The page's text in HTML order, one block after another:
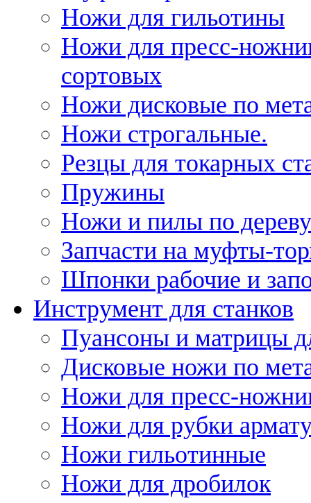
Ножи для гильотины
Ножи для пресс-
сортовых
Ножи дисковые по
Ножи строгальные.
Резцы для токарных
Пружины
Ножи и пилы по дереву
Запчасти на муфты-
Шпонки рабочие и
Инструмент для станков
Пуансоны и матрицы
Дисковые ножи по
Ножи для пресс-
Ножи для рубки
Ножи гильотинные
Ножи для дробилок